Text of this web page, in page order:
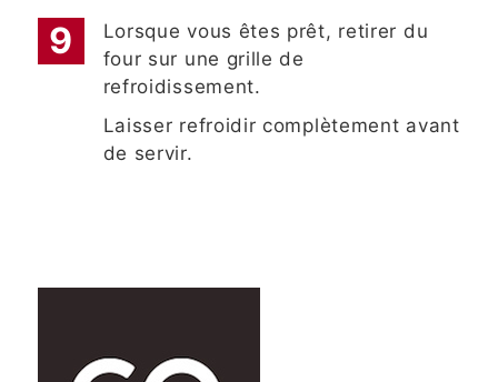
Lorsque vous êtes prêt, retirer du
four sur une grille de
refroidissement.
Laisser refroidir complètement avant
de servir.